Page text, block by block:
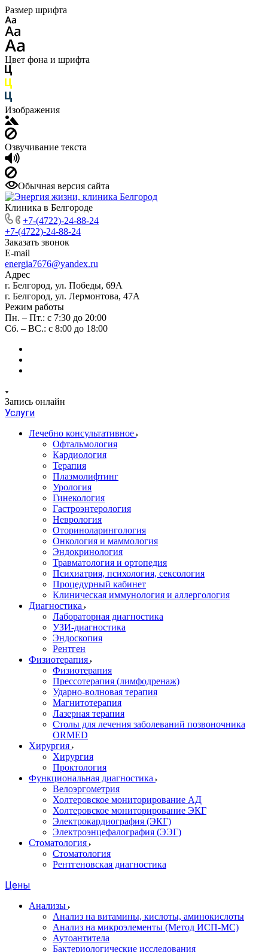
Размер шрифта
Цвет фона и шрифта
Изображения
Озвучивание текста
Обычная версия сайта
Клиника в Белгороде
+7-(4722)-24-88-24
+7-(4722)-24-88-24
Заказать звонок
E-mail
energia7676@yandex.ru
Адрес
г. Белгород, ул. Победы, 69А
г. Белгород, ул. Лермонтова, 47А
Режим работы
Пн. – Пт.: с 7:30 до 20:00
Сб. – ВС.: с 8:00 до 18:00
Запись онлайн
Услуги
Лечебно консультативное
Офтальмология
Кардиология
Терапия
Плазмолифтинг
Урология
Гинекология
Гастроэнтерология
Неврология
Оториноларингология
Онкология и маммология
Эндокринология
Травматология и ортопедия
Психиатрия, психология, сексология
Процедурный кабинет
Клиническая иммунология и аллергология
Диагностика
Лабораторная диагностика
УЗИ-диагностика
Эндоскопия
Рентген
Физиотерапия
Физиотерапия
Прессотерапия (лимфодренаж)
Ударно-волновая терапия
Магнитотерапия
Лазерная терапия
Столы для лечения заболеваний позвоночника
ORMED
Хирургия
Хирургия
Проктология
Функциональная диагностика
Велоэргометрия
Холтеровское мониторирование АД
Холтеровское мониторирование ЭКГ
Электрокардиография (ЭКГ)
Электроэнцефалография (ЭЭГ)
Стоматология
Стоматология
Рентгеновская диагностика
Цены
Анализы
Анализ на витамины, кислоты, аминокислоты
Анализ на микроэлементы (Метод ИСП-МС)
Аутоантитела
Бактериологические исследования